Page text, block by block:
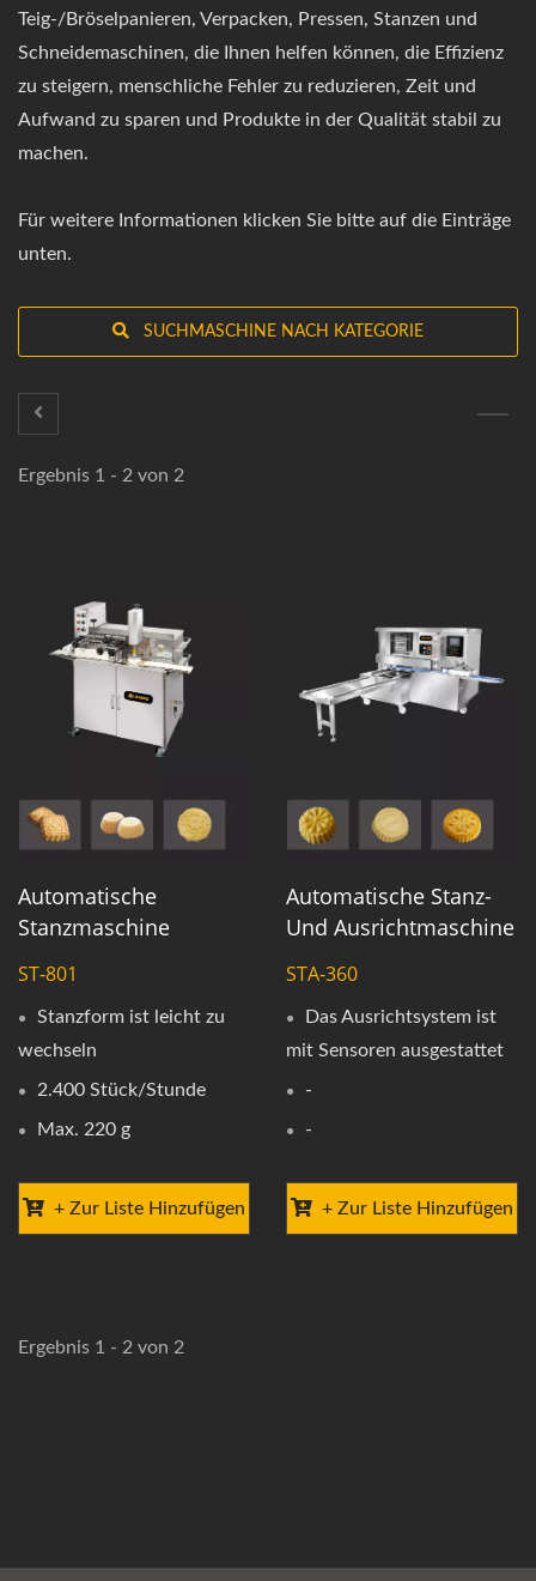
Teig-/Bröselpanieren, Verpacken, Pressen, Stanzen und
Schneidemaschinen, die Ihnen helfen können, die Effizienz
zu steigern, menschliche Fehler zu reduzieren, Zeit und
Aufwand zu sparen und Produkte in der Qualität stabil zu
machen.
Für weitere Informationen klicken Sie bitte auf die Einträge
unten.
SUCHMASCHINE NACH KATEGORIE
Ergebnis 1 - 2 von 2
Automatische
Stanzmaschine
ST-801
Stanzform ist leicht zu
wechseln
2.400 Stück/Stunde
Max. 220 g
+ Zur Liste Hinzufügen
Automatische Stanz-
Und Ausrichtmaschine
STA-360
Das Ausrichtsystem ist
mit Sensoren ausgestattet
-
-
+ Zur Liste Hinzufügen
Ergebnis 1 - 2 von 2